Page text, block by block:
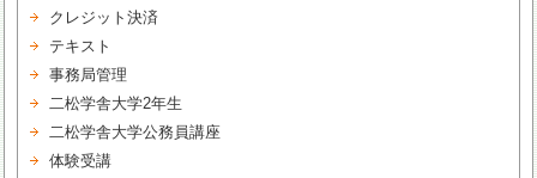
クレジット決済
テキスト
事務局管理
二松学舎大学2年生
二松学舎大学公務員講座
体験受講